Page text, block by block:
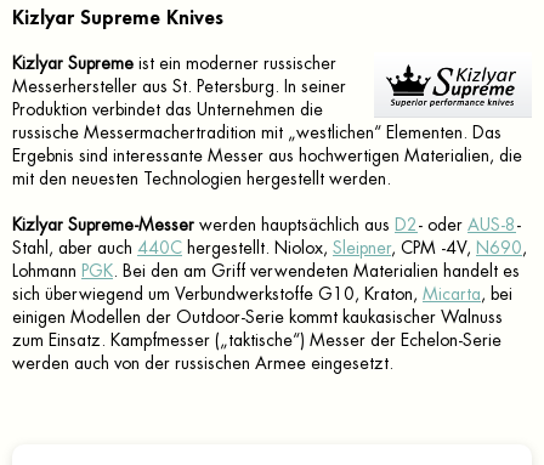
Kizlyar Supreme Knives
Kizlyar Supreme ist ein moderner russischer
Messerhersteller aus St. Petersburg. In seiner
Produktion verbindet das Unternehmen die
russische Messermachertradition mit „westlichen“ Elementen. Das
Ergebnis sind interessante Messer aus hochwertigen Materialien, die
mit den neuesten Technologien hergestellt werden.
Kizlyar Supreme-Messer werden hauptsächlich aus D2 - oder AUS-8 -
Stahl, aber auch 440C hergestellt. Niolox, Sleipner, CPM -4V, N690 ,
Lohmann PGK . Bei den am Griff verwendeten Materialien handelt es
sich überwiegend um Verbundwerkstoffe G10, Kraton, Micarta , bei
einigen Modellen der Outdoor-Serie kommt kaukasischer Walnuss
zum Einsatz. Kampfmesser („taktische“) Messer der Echelon-Serie
werden auch von der russischen Armee eingesetzt.